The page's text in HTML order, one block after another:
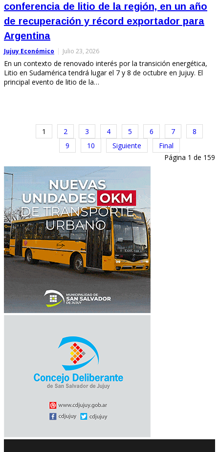
conferencia de litio de la región, en un año
de recuperación y récord exportador para
Argentina
Jujuy Económico Julio 23, 2026
En un contexto de renovado interés por la transición energética,
Litio en Sudamérica tendrá lugar el 7 y 8 de octubre en Jujuy. El
principal evento de litio de la…
1 2 3 4 5 6 7
8
9
10 Siguiente
Final
Página 1 de 159